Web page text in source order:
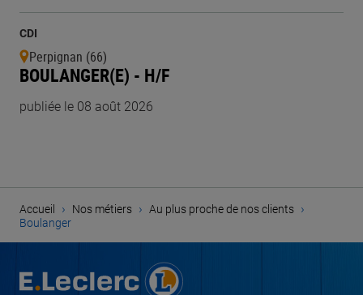
CDI
Perpignan (66)
BOULANGER(E) - H/F
publiée le 08 août 2026
Accueil › Nos métiers › Au plus proche de nos clients ›
Boulanger